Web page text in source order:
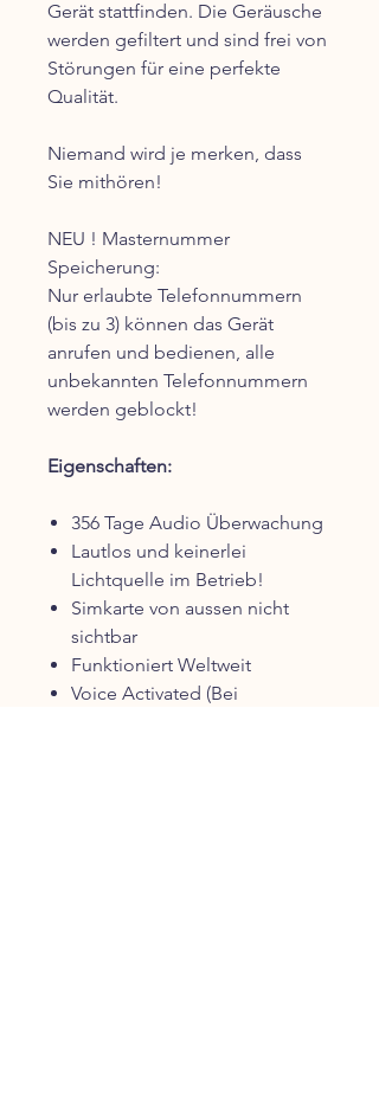
Gerät stattfinden. Die Geräusche
werden gefiltert und sind frei von
Störungen für eine perfekte
Qualität.
Niemand wird je merken, dass
Sie mithören!
NEU ! Masternummer
Speicherung:
Nur erlaubte Telefonnummern
(bis zu 3) können das Gerät
anrufen und bedienen, alle
unbekannten Telefonnummern
werden geblockt!
Eigenschaften:
356 Tage Audio Überwachung
Lautlos und keinerlei
Lichtquelle im Betrieb!
Simkarte von aussen nicht
sichtbar
Funktioniert Weltweit
Voice Activated (Bei